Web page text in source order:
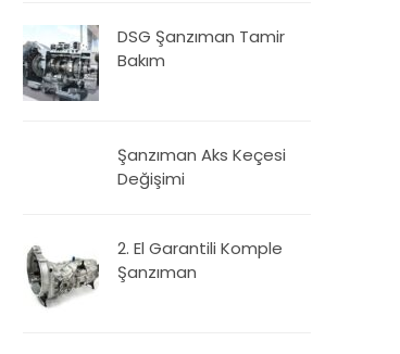
DSG Şanzıman Tamir
Bakım
Şanzıman Aks Keçesi
Değişimi
2. El Garantili Komple
Şanzıman